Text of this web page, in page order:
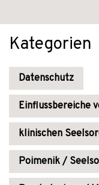
Kategorien
Datenschutz
Einflussbereiche
klinischen
Poimenik /